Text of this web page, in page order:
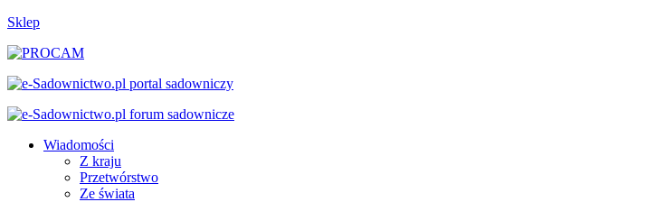
Sklep
Wiadomości
Z kraju
Przetwórstwo
Ze świata